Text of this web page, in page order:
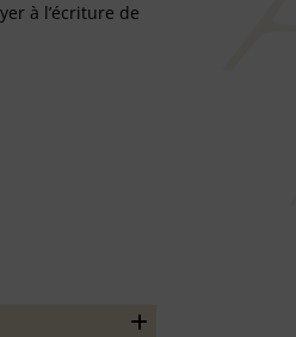
à l’écriture de